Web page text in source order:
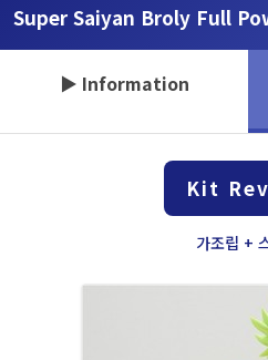
Super Saiyan Broly Full
▶ Information
Kit
가조립 +